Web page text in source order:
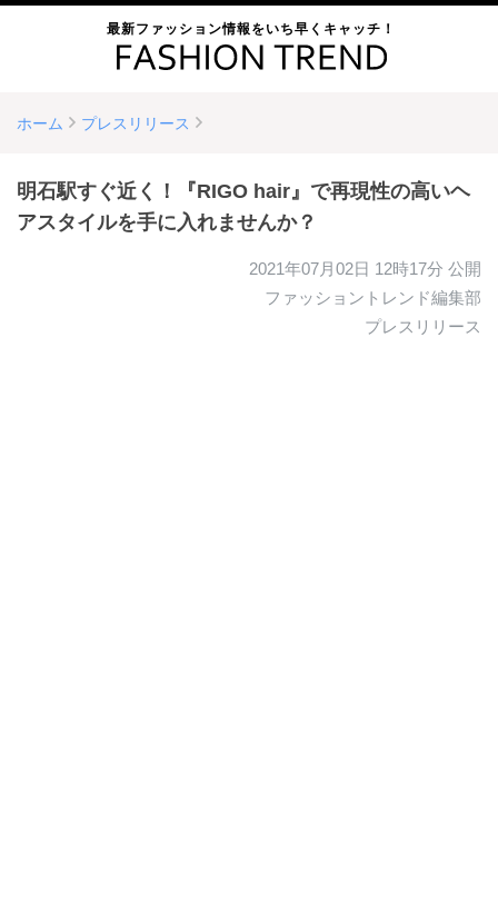
最新ファッション情報をいち早くキャッチ！
ホーム プレスリリース
明石駅すぐ近く！『RIGO hair』で再現性の高いヘ
アスタイルを手に入れませんか？
2021年07月02日 12時17分 公開
ファッショントレンド編集部
プレスリリース